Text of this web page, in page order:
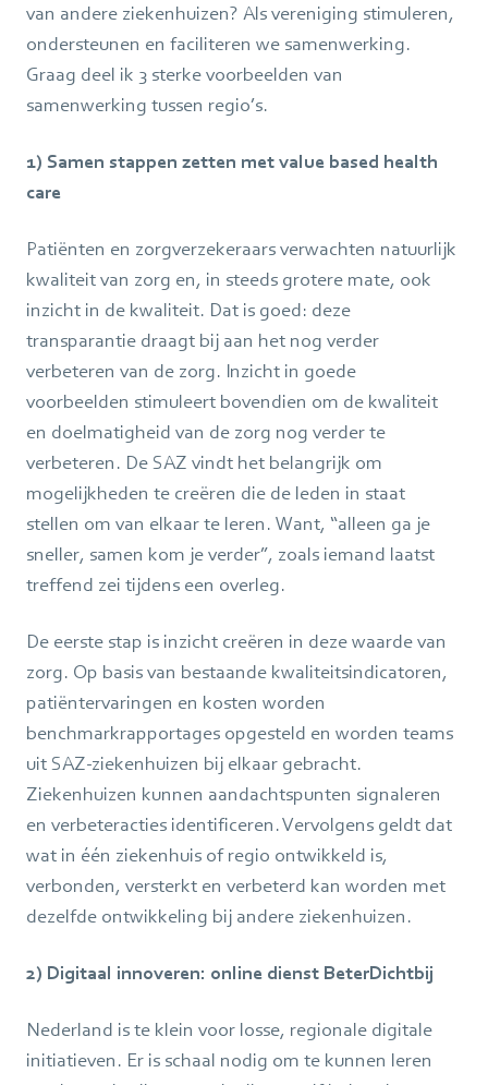
van andere ziekenhuizen? Als vereniging stimuleren,
ondersteunen en faciliteren we samenwerking.
Graag deel ik 3 sterke voorbeelden van
samenwerking tussen regio’s.
1) Samen stappen zetten met value based health
care
Patiënten en zorgverzekeraars verwachten natuurlijk
kwaliteit van zorg en, in steeds grotere mate, ook
inzicht in de kwaliteit. Dat is goed: deze
transparantie draagt bij aan het nog verder
verbeteren van de zorg. Inzicht in goede
voorbeelden stimuleert bovendien om de kwaliteit
en doelmatigheid van de zorg nog verder te
verbeteren. De SAZ vindt het belangrijk om
mogelijkheden te creëren die de leden in staat
stellen om van elkaar te leren. Want, “alleen ga je
sneller, samen kom je verder”, zoals iemand laatst
treffend zei tijdens een overleg.
De eerste stap is inzicht creëren in deze waarde van
zorg. Op basis van bestaande kwaliteitsindicatoren,
patiëntervaringen en kosten worden
benchmarkrapportages opgesteld en worden teams
uit SAZ-ziekenhuizen bij elkaar gebracht.
Ziekenhuizen kunnen aandachtspunten signaleren
en verbeteracties identificeren. Vervolgens geldt dat
wat in één ziekenhuis of regio ontwikkeld is,
verbonden, versterkt en verbeterd kan worden met
dezelfde ontwikkeling bij andere ziekenhuizen.
2) Digitaal innoveren: online dienst BeterDichtbij
Nederland is te klein voor losse, regionale digitale
initiatieven. Er is schaal nodig om te kunnen leren